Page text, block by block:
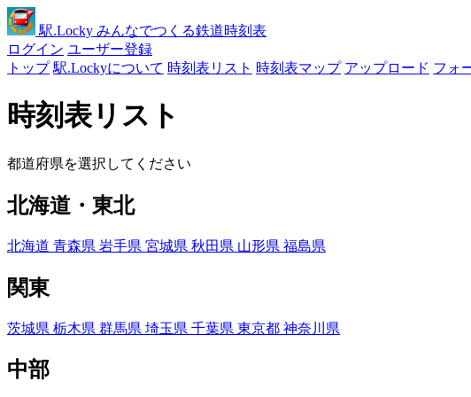
駅.Locky みんなでつくる鉄道時刻表
ログイン ユーザー登録
トップ 駅.Lockyについて 時刻表リスト 時刻表マップ アップロード フォ
時刻表リスト
都道府県を選択してください
北海道・東北
北海道 青森県 岩手県 宮城県 秋田県 山形県 福島県
関東
茨城県 栃木県 群馬県 埼玉県 千葉県 東京都 神奈川県
中部